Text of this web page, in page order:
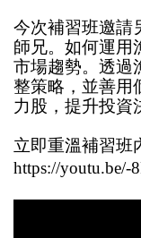
今次補習班邀請
師兄。如何運用
市場趨勢。透過
整策略，並善用
力股，提升投資
立即重溫補習班
https://youtu.be/-